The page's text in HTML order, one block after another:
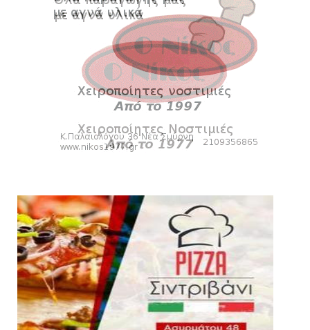
KARA TALKS
«Kara Talks»: LIVE 21:00
August 07, 2026
SLIDE
Κύπελλο: Την Τετάρτη 19 Αυγούστου το Νίκη
Βόλου - Πανιώνιος
HEADLINES
KARA TALKS
«Kara Talks» LIVE: Παρασκευή στις 21:00
August 06, 2026